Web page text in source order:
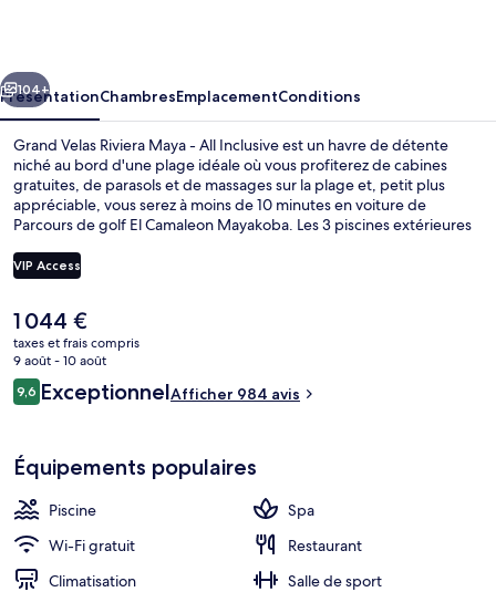
-
All
Inclusive
Suivant
104+
PrésentationChambresEmplacementConditions
Grand Velas Riviera Maya - All Inclusive est un havre de détente
niché au bord d'une plage idéale où vous profiterez de cabines
gratuites, de parasols et de massages sur la plage et, petit plus
appréciable, vous serez à moins de 10 minutes en voiture de
Parcours de golf El Camaleon Mayakoba. Les 3 piscines extérieures
ceux souhaitant se faire chouchouter pourront profiter des
dépresso-massages, des enveloppements corporels et des soins du
sert des spécialités Cuisine fusion et est ouvert pour le dîner. Cet
hébergement de luxe abrite en outre 2 bars de plage, un club pour
enfants (gratuit) et une salle de fitness. Les autres voyageurs ne
disent que du bien en ce qui concerne le personnel attentionné.
VIP Access
Le
prix
actuel
est
de
1 044 €
taxes et frais compris
9 août - 10 août
Avis
voyageurs
9,69,6 sur 10
ExceptionnelAfficher 984 avis
Équipements populaires
Piscine
Spa
Wi-Fi gratuit
Restaurant
Climatisation
Salle de sport